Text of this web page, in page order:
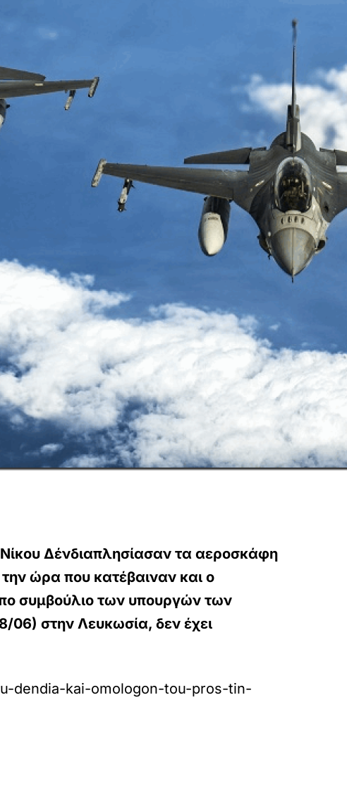
Νίκου Δένδιαπλησίασαν τα αεροσκάφη
ώρα που κατέβαιναν και ο
συμβούλιο των υπουργών των
στην Λευκωσία, δεν έχει
dendia-kai-omologon-tou-pros-tin-